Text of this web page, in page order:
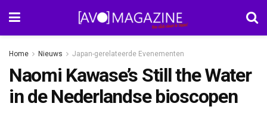
Home Nieuws Japan-gerelateerde Evenementen
Naomi Kawase’s Still the Water
in de Nederlandse bioscopen